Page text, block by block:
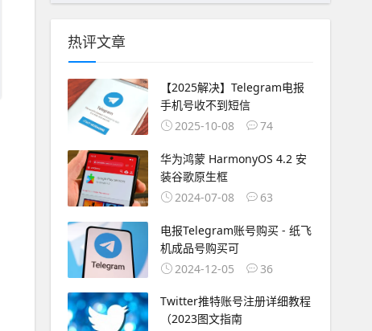
热评文章
【2025解决】Telegram电报
手机号收不到短信
2025-10-08
74
华为鸿蒙 HarmonyOS 4.2 安
装谷歌原生框
2024-07-08
63
电报Telegram账号购买 - 纸飞
机成品号购买可
2024-12-05
36
Twitter推特账号注册详细教程
（2023图文指南